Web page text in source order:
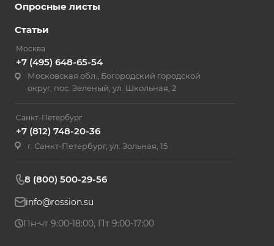
Опросные листы
Статьи
Москва
+7 (495) 648-65-54
Московская обл., Богородский городской
округ, пос. Зеленый, ул. Школьная, 2
Санкт-Петербург
+7 (812) 748-20-36
г. Санкт-Петербург, ул. Зольная, 15
8 (800) 500-29-56
info@rossion.su
Пн-чт 9:00-18:00, Пт 9:00-17:00